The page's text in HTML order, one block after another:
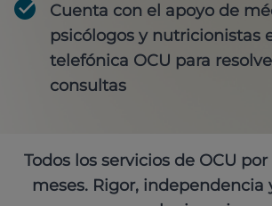
Cuenta con el apoyo de
psicólogos y nutricionistas
telefónica OCU para
consultas
Todos los servicios de OCU
meses. Rigor, independencia